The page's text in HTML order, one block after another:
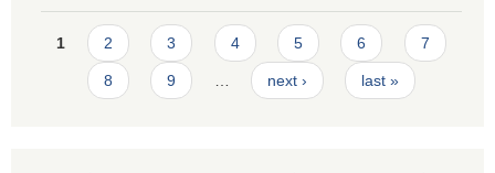
Pages
1 2 3 4 5 6 7
8 9 next › last »